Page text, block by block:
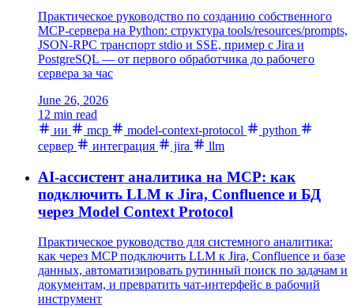
Практическое руководство по созданию собственного
MCP-сервера на Python: структура tools/resources/prompts,
JSON-RPC транспорт stdio и SSE, пример с Jira и
PostgreSQL — от первого обработчика до рабочего
сервера за час
June 26, 2026
12 min read
ии
mcp model-context-protocol
python
сервер
интеграция jira llm
AI-ассистент аналитика на MCP: как
подключить LLM к Jira, Confluence и БД
через Model Context Protocol
Практическое руководство для системного аналитика:
как через MCP подключить LLM к Jira, Confluence и базе
данных, автоматизировать рутинный поиск по задачам и
документам, и превратить чат-интерфейс в рабочий
инструмент